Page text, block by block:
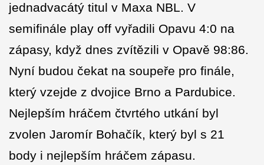
jednadvacátý titul v Maxa NBL. V
semifinále play off vyřadili Opavu 4:0 na
zápasy, když dnes zvítězili v Opavě 98:86.
Nyní budou čekat na soupeře pro finále,
který vzejde z dvojice Brno a Pardubice.
Nejlepším hráčem čtvrtého utkání byl
zvolen Jaromír Bohačík, který byl s 21
body i nejlepším hráčem zápasu.